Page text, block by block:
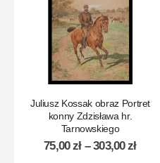
Juliusz Kossak obraz Portret
konny Zdzisława hr.
Tarnowskiego
75,00zł – 303,00zł